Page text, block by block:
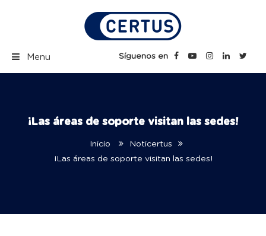
Certus Blog | Carreras
Menu Síguenos en
¡Las áreas de soporte visitan las sedes!
Inicio
Noticertus
¡Las áreas de soporte visitan las sedes!